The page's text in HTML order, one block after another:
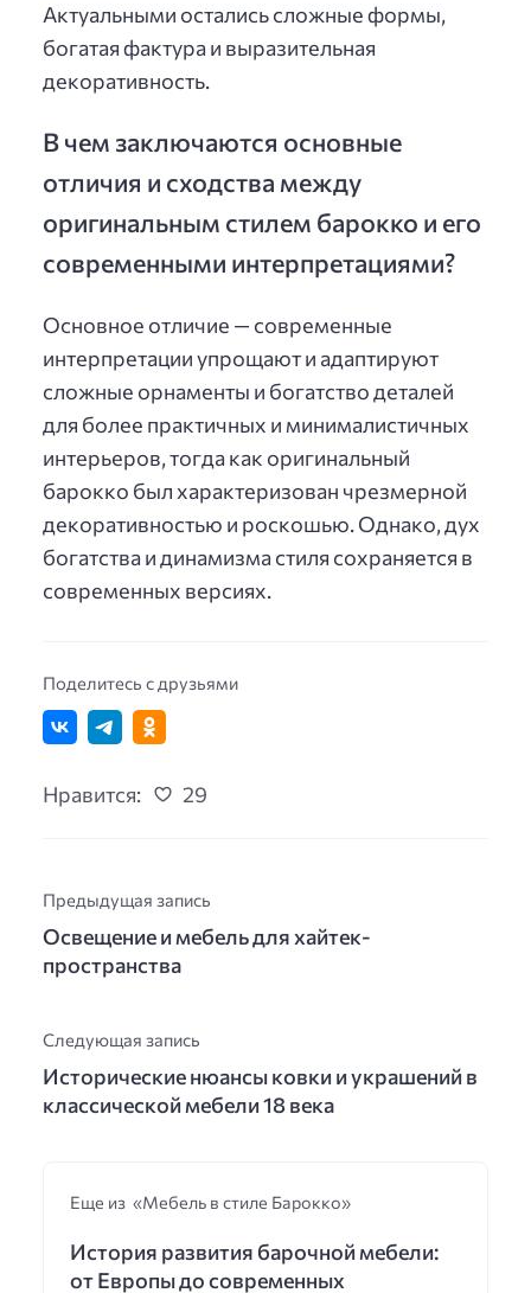
Актуальными остались сложные формы,
богатая фактура и выразительная
декоративность.
В чем заключаются основные
отличия и сходства между
оригинальным стилем барокко и его
современными интерпретациями?
Основное отличие — современные
интерпретации упрощают и адаптируют
сложные орнаменты и богатство деталей
для более практичных и минималистичных
интерьеров, тогда как оригинальный
барокко был характеризован чрезмерной
декоративностью и роскошью. Однако, дух
богатства и динамизма стиля сохраняется в
современных версиях.
Поделитесь с друзьями
Нравится: 29
Предыдущая запись
Освещение и мебель для хайтек-
пространства
Следующая запись
Исторические нюансы ковки и украшений в
классической мебели 18 века
Еще из «Мебель в стиле Барокко»
История развития барочной мебели:
от Европы до современных